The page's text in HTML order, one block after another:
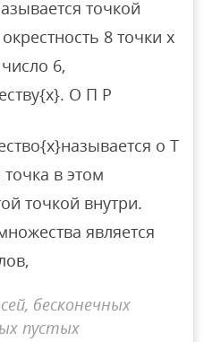
точкой
8 точки x
6,
О П Р
o T
в этом
точкой внутри.
является
бесконечных
пустых